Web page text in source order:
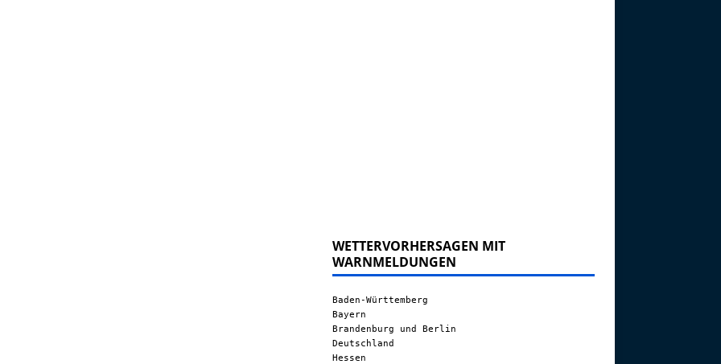
WETTERVORHERSAGEN MIT
WARNMELDUNGEN
Baden-Württemberg
Bayern
Brandenburg und Berlin
Deutschland
Hessen